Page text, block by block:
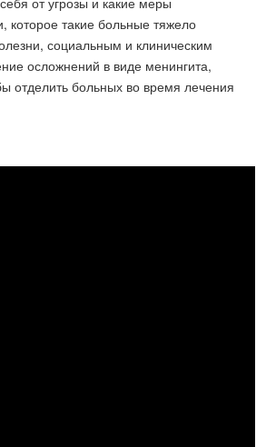
которое такие больные тяжело
социальным и клиническим
осложнений в виде менингита,
отделить больных во время лечения